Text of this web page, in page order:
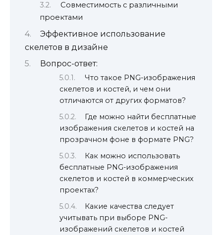
Совместимость с различными
проектами
Эффективное использование
скелетов в дизайне
Вопрос-ответ:
Что такое PNG-изображения
скелетов и костей, и чем они
отличаются от других форматов?
Где можно найти бесплатные
изображения скелетов и костей на
прозрачном фоне в формате PNG?
Как можно использовать
бесплатные PNG-изображения
скелетов и костей в коммерческих
проектах?
Какие качества следует
учитывать при выборе PNG-
изображений скелетов и костей